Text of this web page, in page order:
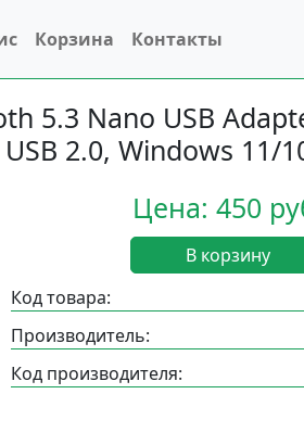
Корзина Контакты
5.3 Nano USB
2.0, Windows 11/
Цена: 450
В корзину
Код товара:
Производитель:
Код производителя: